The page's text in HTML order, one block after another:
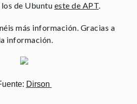
los de Ubuntu este de APT.
más información. Gracias a
información.
Dirson